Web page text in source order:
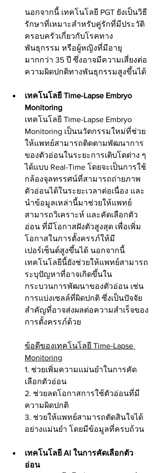
นอกจากนี้ เทคโนโลยี PGT ยังเป็นวิธี
รักษาที่เหมาะสำหรับคู่รักที่มีประวัติ
ครอบครัวเกี่ยวกับโรคทาง
พันธุกรรม หรือผู้หญิงที่มีอายุ
มากกว่า 35 ปี ซึ่งอาจมีความเสี่ยงต่อ
ความผิดปกติทางพันธุกรรมสูงขึ้นได้
เทคโนโลยี Time-Lapse Embryo
Monitoring
เทคโนโลยี Time-Lapse Embryo
Monitoring เป็นนวัตกรรมใหม่ที่ช่วย
ให้แพทย์สามารถติดตามพัฒนาการ
ของตัวอ่อนในระยะการเติบโตต่าง ๆ
ได้แบบ Real-Time โดยจะเป็นการใช้
กล้องจุลทรรศน์ที่สามารถถ่ายภาพ
ตัวอ่อนได้ในระยะเวลาต่อเนื่อง และ
นำข้อมูลเหล่านี้มาช่วยให้แพทย์
สามารถวิเคราะห์ และคัดเลือกตัว
อ่อน ที่มีโอกาสฝังตัวสูงสุด เพื่อเพิ่ม
โอกาสในการตั้งครรภ์ให้มี
เปอร์เซ็นต์สูงขึ้นได้ นอกจากนี้
เทคโนโลยีนี้ยังช่วยให้แพทย์สามารถ
ระบุปัญหาที่อาจเกิดขึ้นใน
กระบวนการพัฒนาของตัวอ่อน เช่น
การแบ่งเซลล์ที่ผิดปกติ ซึ่งเป็นปัจจัย
สำคัญที่อาจส่งผลต่อความสำเร็จของ
การตั้งครรภ์ด้วย
ข้อดีของเทคโนโลยี Time-Lapse
Monitoring
1. ช่วยเพิ่มความแม่นยำในการคัด
เลือกตัวอ่อน
2. ช่วยลดโอกาสการใช้ตัวอ่อนที่มี
ความผิดปกติ
3. ช่วยให้แพทย์สามารถตัดสินใจได้
อย่างแม่นยำ โดยมีข้อมูลที่ครบถ้วน
เทคโนโลยี AI ในการคัดเลือกตัว
อ่อน